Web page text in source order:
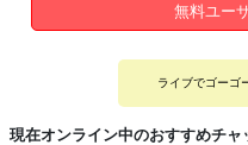
無料ユー
ライブでゴーゴ
現在オンライン中のおすすめチャ